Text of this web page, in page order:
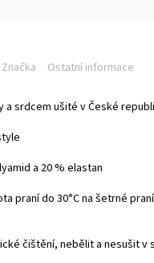
Značka Ostatní informace
a srdcem ušité v České
a 20 % elastan
praní do 30°C na šetrné
čištění, nebělit a nesušit v